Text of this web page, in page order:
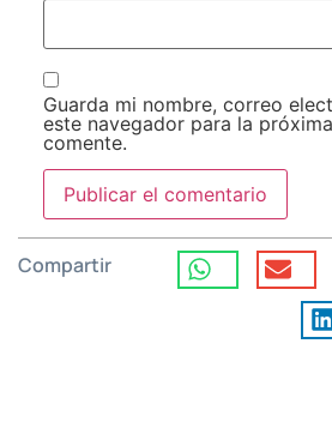
Guarda mi nombre, correo
este navegador para la
comente.
Compartir